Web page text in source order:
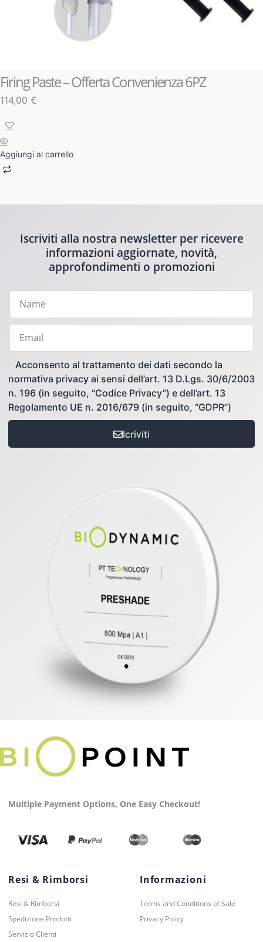
Firing Paste – Offerta Convenienza 6PZ
114,00 €
Aggiungi al carrello
Iscriviti alla nostra newsletter per ricevere
informazioni aggiornate, novità,
approfondimenti o promozioni
Acconsento al trattamento dei dati secondo la
normativa privacy ai sensi dell’art. 13 D.Lgs. 30/6/2003
n. 196 (in seguito, “Codice Privacy”) e dell’art. 13
Regolamento UE n. 2016/679 (in seguito, “GDPR”)
Icriviti
Multiple Payment Options, One Easy Checkout!
Resi & Rimborsi
Resi & Rimborsi
Spedizione Prodotti
Servizio Clienti
Informazioni
Terms and Conditions of Sale
Privacy Policy